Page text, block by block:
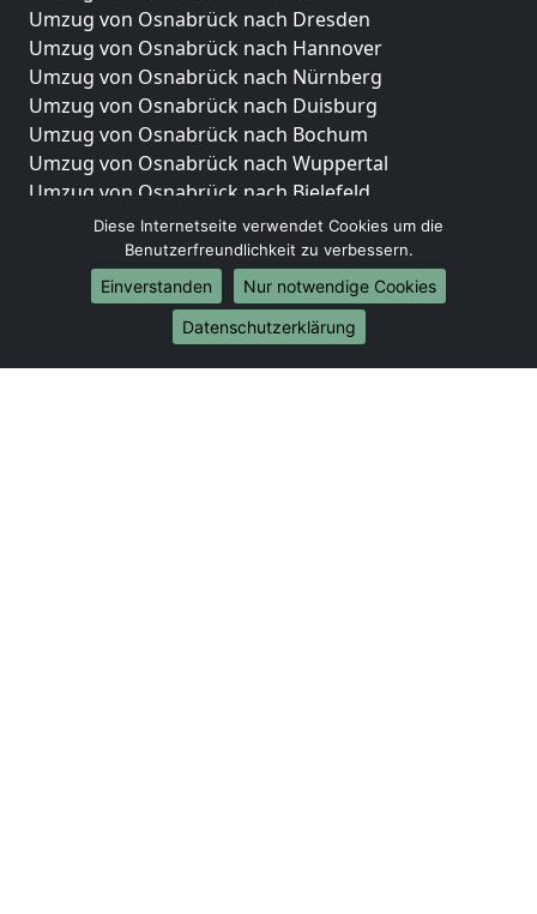
Umzug von Osnabrück nach Dresden
Umzug von Osnabrück nach Hannover
Umzug von Osnabrück nach Nürnberg
Umzug von Osnabrück nach Duisburg
Umzug von Osnabrück nach Bochum
Umzug von Osnabrück nach Wuppertal
Umzug von Osnabrück nach Bielefeld
Umzug von Osnabrück nach Bonn
Umzug von Osnabrück nach Münster
Internationale-Umzüge
Umzug von Osnabrück nach Brasilien
Umzug von Osnabrück nach Brunei Darussalam
Diese Internetseite verwendet Cookies um die
Benutzerfreundlichkeit zu verbessern.
Einverstanden
Nur notwendige Cookies
Datenschutzerklärung